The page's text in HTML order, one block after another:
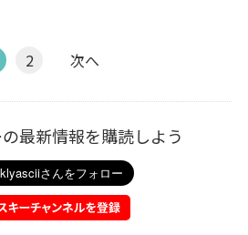
2 次へ
最新情報を購読しよう